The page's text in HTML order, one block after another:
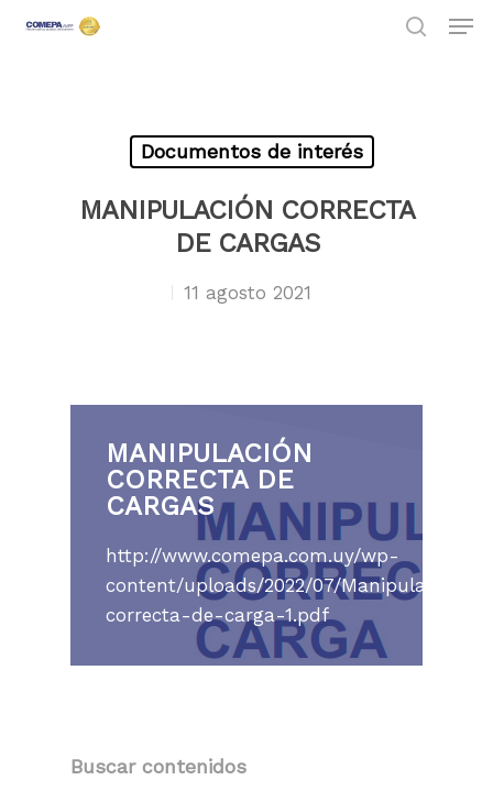
Hit enter to search or ESC to close
Documentos de interés
MANIPULACIÓN CORRECTA
DE CARGAS
11 agosto 2021
MANIPULACIÓN
CORRECTA DE
CARGAS
http://www.comepa.com.uy/wp-
content/uploads/2022/07/Manipulacion-
correcta-de-carga-1.pdf
Buscar contenidos